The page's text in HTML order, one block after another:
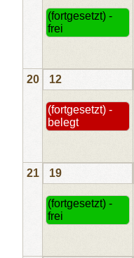
(fortgesetzt) -
frei
20 12
(fortgesetzt) -
belegt
21 19
(fortgesetzt) -
frei